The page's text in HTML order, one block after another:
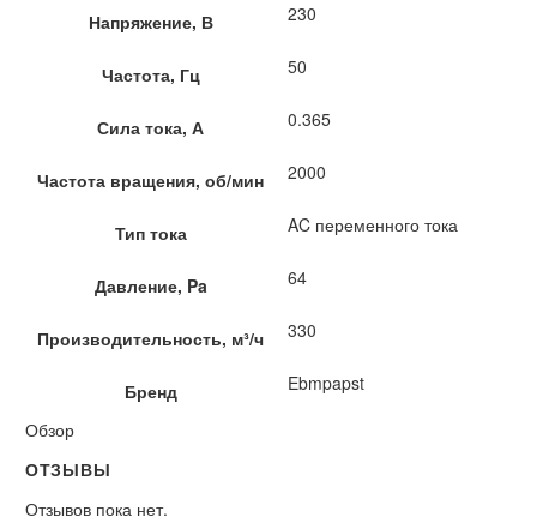
Напряжение, В
230
Частота, Гц 50
Сила тока, А 0.365
Частота вращения, об/мин 2000
Тип тока AC переменного тока
Давление, Pa 64
Производительность, м³/ч 330
Бренд
Ebmpapst
Обзор
ОТЗЫВЫ
Отзывов пока нет.